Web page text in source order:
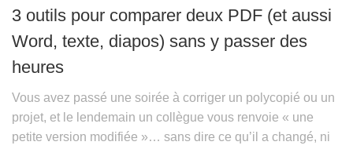
3 outils pour comparer deux PDF (et aussi
Word, texte, diapos) sans y passer des
heures
Vous avez passé une soirée à corriger un polycopié ou un
projet, et le lendemain un collègue vous renvoie « une
petite version modifiée »… sans dire ce qu’il a changé, ni